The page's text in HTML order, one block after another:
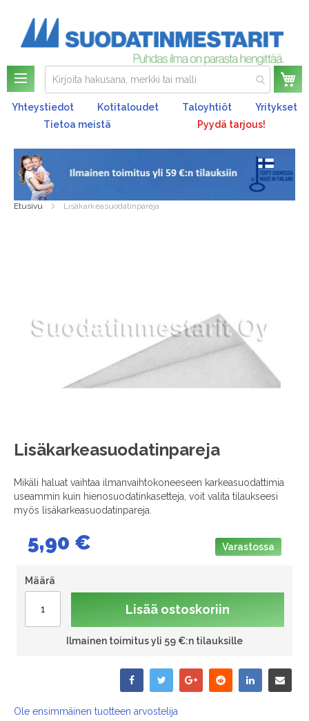
Yhteystiedot Kotitaloudet Taloyhtiöt
Yritykset
Tietoa meistä
Pyydä tarjous!
Etusivu Lisäkarkeasuodatinpareja
Lisäkarkeasuodatinpareja
Mikäli haluat vaihtaa ilmanvaihtokoneeseen karkeasuodattimia
useammin kuin hienosuodatinkasetteja, voit valita tilaukseesi
myös lisäkarkeasuodatinpareja.
5,90 € Varastossa
Määrä
Lisää ostoskoriin
Ilmainen toimitus yli 59 €:n tilauksille
Ole ensimmäinen tuotteen arvostelija
gallery
Skip
to
beginning
of
the
gallery